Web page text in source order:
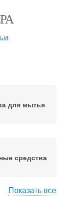
для мытья
средства
Показать все